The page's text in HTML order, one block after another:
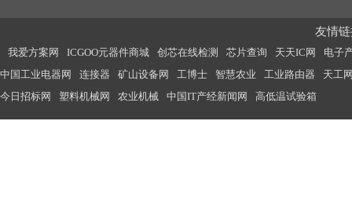
友情
我爱方案网 ICGOO元器件商城 创芯在线检测 芯片查询 天天IC网
电子
中国工业电器网
连接器 矿山设备网 工博士 智慧农业 工业路由器
天工
今日招标网
塑料机械网 农业机械 中国IT产经新闻网 高低温试验箱